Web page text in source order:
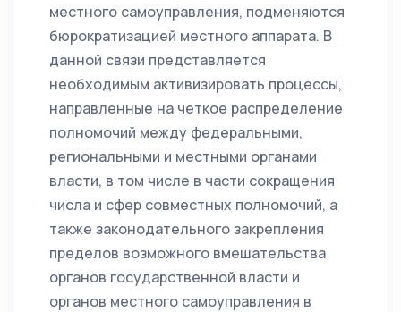
местного самоуправления, подменяются
бюрократизацией местного аппарата. В
данной связи представляется
необходимым активизировать процессы,
направленные на четкое распределение
полномочий между федеральными,
региональными и местными органами
власти, в том числе в части сокращения
числа и сфер совместных полномочий, а
также законодательного закрепления
пределов возможного вмешательства
органов государственной власти и
органов местного самоуправления в